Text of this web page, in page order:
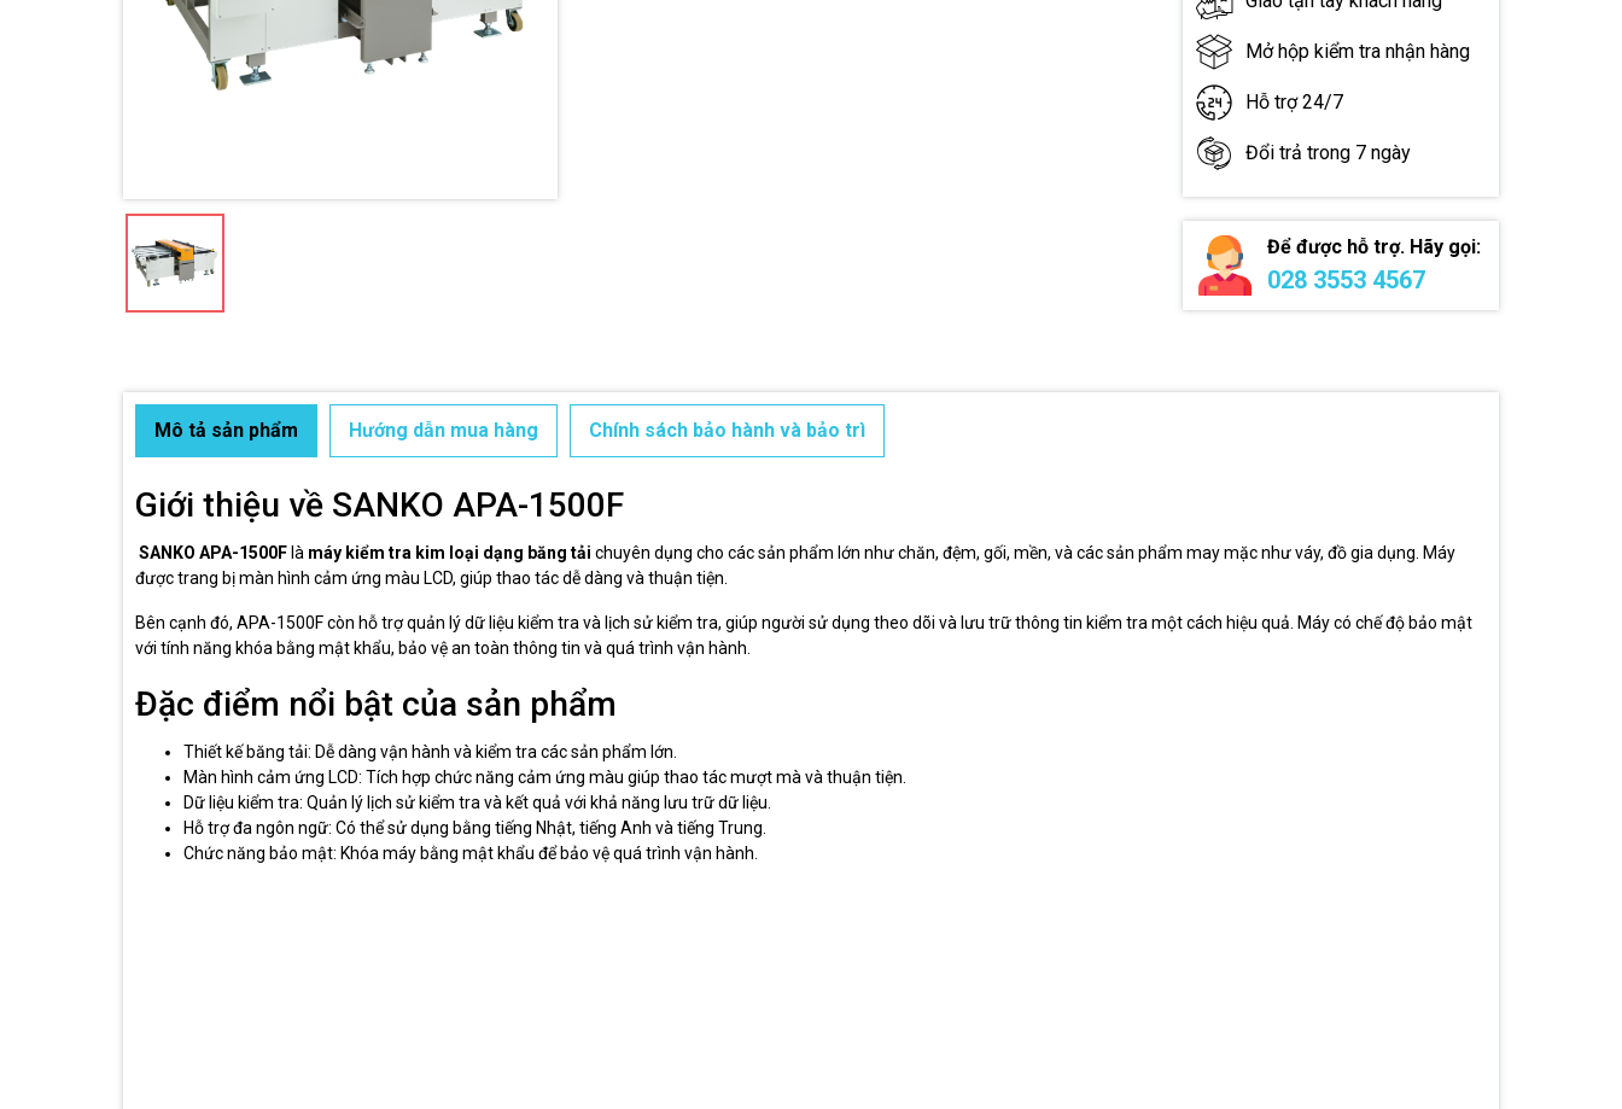
Mở hộp kiểm tra nhận hàng
Hỗ trợ 24/7
Đổi trả trong 7 ngày
Để được hỗ trợ. Hãy gọi:
028 3553 4567
Mô tả sản phẩm Hướng dẫn mua hàng Chính sách bảo hành và bảo trì
Giới thiệu về SANKO APA-1500F
SANKO APA-1500Flà máy kiểm tra kim loại dạng băng tải chuyên dụng cho các sản phẩm lớn như chăn, đệm, gối, mền, và các sản phẩm may mặc như váy, đồ gia dụng. Máy
được trang bị màn hình cảm ứng màu LCD, giúp thao tác dễ dàng và thuận tiện.
Bên cạnh đó, APA-1500F còn hỗ trợ quản lý dữ liệu kiểm tra và lịch sử kiểm tra, giúp người sử dụng theo dõi và lưu trữ thông tin kiểm tra một cách hiệu quả. Máy có chế độ bảo mật
với tính năng khóa bằng mật khẩu, bảo vệ an toàn thông tin và quá trình vận hành.
Đặc điểm nổi bật của sản phẩm
Thiết kế băng tải: Dễ dàng vận hành và kiểm tra các sản phẩm lớn.
Màn hình cảm ứng LCD: Tích hợp chức năng cảm ứng màu giúp thao tác mượt mà và thuận tiện.
Dữ liệu kiểm tra: Quản lý lịch sử kiểm tra và kết quả với khả năng lưu trữ dữ liệu.
Hỗ trợ đa ngôn ngữ: Có thể sử dụng bằng tiếng Nhật, tiếng Anh và tiếng Trung.
Chức năng bảo mật: Khóa máy bằng mật khẩu để bảo vệ quá trình vận hành.